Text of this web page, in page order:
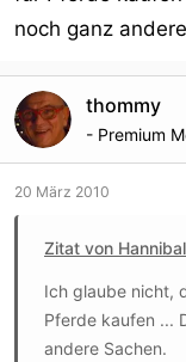
noch ganz
thommy
- Premium
20 März 2010
Zitat von
Ich glaube nicht,
Pferde kaufen ...
andere Sachen.